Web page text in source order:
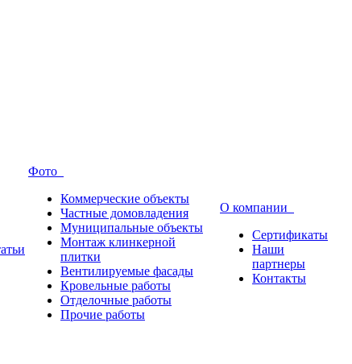
Фото
Коммерческие объекты
Частные домовладения
Муниципальные объекты
Монтаж клинкерной
плитки
Вентилируемые фасады
Кровельные работы
Отделочные работы
Прочие работы
О компании
Сертификаты
Наши
партнеры
Контакты